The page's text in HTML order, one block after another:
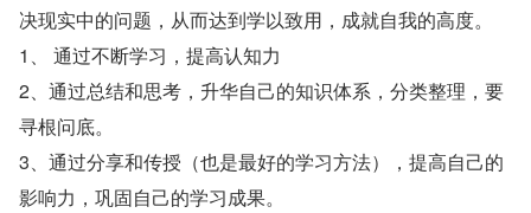
决现实中的问题，从而达到学以致用，成就自我的高度。
1、 通过不断学习，提高认知力
2、通过总结和思考，升华自己的知识体系，分类整理，要
寻根问底。
3、通过分享和传授（也是最好的学习方法），提高自己的
影响力，巩固自己的学习成果。